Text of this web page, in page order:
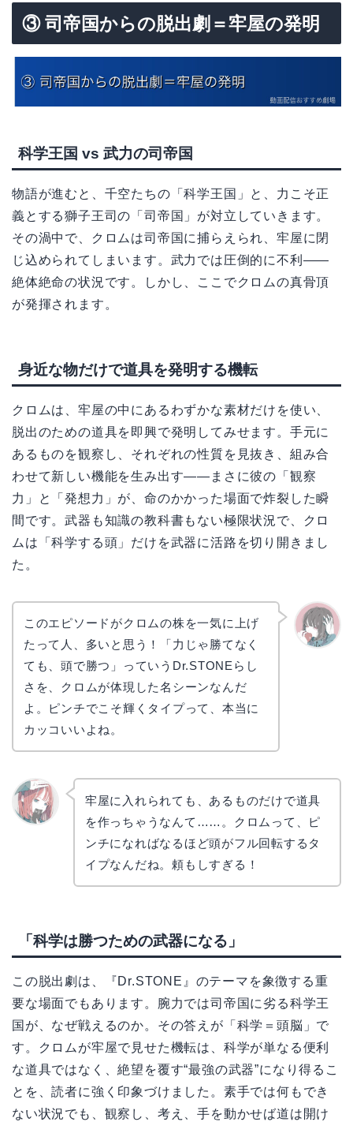
③ 司帝国からの脱出劇＝牢屋の発明
科学王国 vs 武力の司帝国
物語が進むと、千空たちの「科学王国」と、力こそ正
義とする獅子王司の「司帝国」が対立していきます。
その渦中で、クロムは司帝国に捕らえられ、牢屋に閉
じ込められてしまいます。武力では圧倒的に不利——
絶体絶命の状況です。しかし、ここでクロムの真骨頂
が発揮されます。
身近な物だけで道具を発明する機転
クロムは、牢屋の中にあるわずかな素材だけを使い、
脱出のための道具を即興で発明してみせます。手元に
あるものを観察し、それぞれの性質を見抜き、組み合
わせて新しい機能を生み出す——まさに彼の「観察
力」と「発想力」が、命のかかった場面で炸裂した瞬
間です。武器も知識の教科書もない極限状況で、クロ
ムは「科学する頭」だけを武器に活路を切り開きまし
た。
このエピソードがクロムの株を一気に上げ
たって人、多いと思う！「力じゃ勝てなく
ても、頭で勝つ」っていうDr.STONEらし
さを、クロムが体現した名シーンなんだ
よ。ピンチでこそ輝くタイプって、本当に
カッコいいよね。
牢屋に入れられても、あるものだけで道具
を作っちゃうなんて……。クロムって、ピ
ンチになればなるほど頭がフル回転するタ
イプなんだね。頼もしすぎる！
「科学は勝つための武器になる」
この脱出劇は、『Dr.STONE』のテーマを象徴する重
要な場面でもあります。腕力では司帝国に劣る科学王
国が、なぜ戦えるのか。その答えが「科学＝頭脳」で
す。クロムが牢屋で見せた機転は、科学が単なる便利
な道具ではなく、絶望を覆す“最強の武器”になり得るこ
とを、読者に強く印象づけました。素手では何もでき
ない状況でも、観察し、考え、手を動かせば道は開け